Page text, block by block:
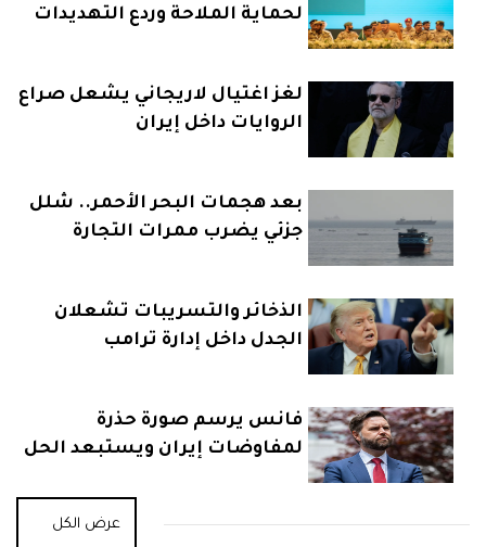
لحماية الملاحة وردع التهديدات
لغز اغتيال لاريجاني يشعل صراع
الروايات داخل إيران
بعد هجمات البحر الأحمر.. شلل
جزئي يضرب ممرات التجارة
الذخائر والتسريبات تشعلان
الجدل داخل إدارة ترامب
فانس يرسم صورة حذرة
لمفاوضات إيران ويستبعد الحل
عرض الكل